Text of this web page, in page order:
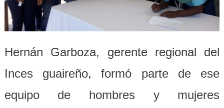
Hernán Garboza, gerente regional del
Inces guaireño, formó parte de ese
equipo de hombres y mujeres